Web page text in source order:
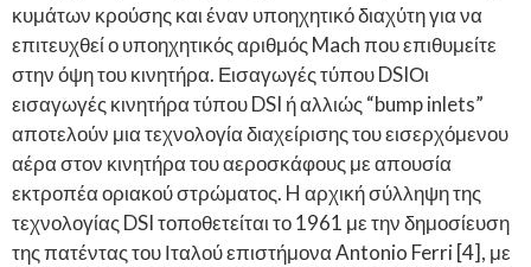
κυμάτων κρούσης και έναν υποηχητικό διαχύτη για να
επιτευχθεί ο υποηχητικός αριθμός Mach που επιθυμείτε
στην όψη του κινητήρα. Εισαγωγές τύπου DSIΟι
εισαγωγές κινητήρα τύπου DSI ή αλλιώς “bump inlets”
αποτελούν μια τεχνολογία διαχείρισης του εισερχόμενου
αέρα στον κινητήρα του αεροσκάφους με απουσία
εκτροπέα οριακού στρώματος. H αρχική σύλληψη της
τεχνολογίας DSI τοποθετείται το 1961 με την δημοσίευση
της πατέντας του Ιταλού επιστήμονα Antonio Ferri [4], με